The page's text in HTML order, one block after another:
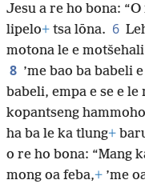
Jesu a re ho bona:
lipelo+ tsa lōna. 6
motona le e
8 ’me bao ba babeli
babeli, empa e se e le
kopantseng
ha ba le ka tlung+
o re ho bona: “Mang
mong oa feba,+ ’me